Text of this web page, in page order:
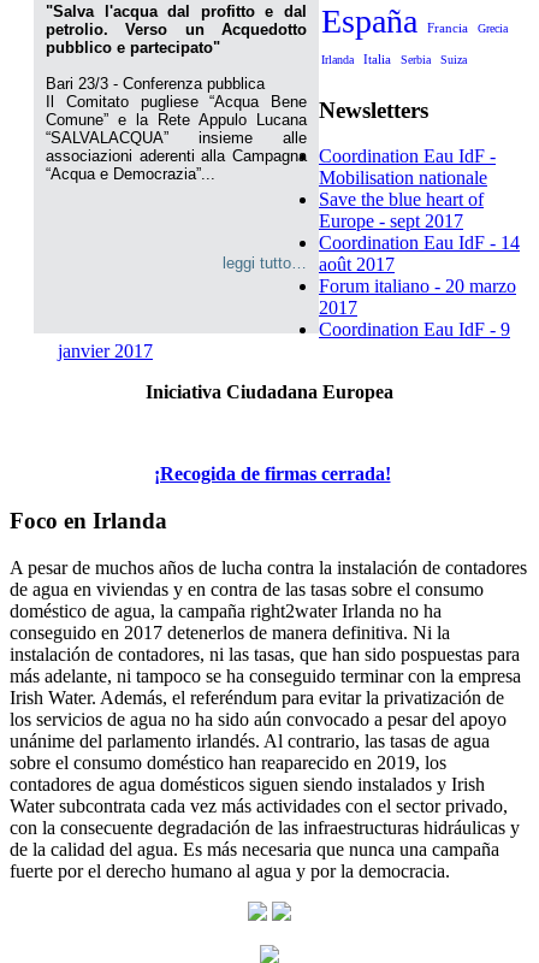
"Salva l'acqua dal profitto e dal
petrolio. Verso un Acquedotto
pubblico e partecipato"
Bari 23/3 - Conferenza pubblica
Il Comitato pugliese “Acqua Bene
Comune” e la Rete Appulo Lucana
“SALVALACQUA” insieme alle
associazioni aderenti alla Campagna
“Acqua e Democrazia”...
leggi tutto…
España Francia Grecia
Irlanda Italia Serbia Suiza
Newsletters
Coordination Eau IdF -
Mobilisation nationale
Save the blue heart of
Europe - sept 2017
Coordination Eau IdF - 14
août 2017
Forum italiano - 20 marzo
2017
Coordination Eau IdF - 9
janvier 2017
Iniciativa Ciudadana Europea
¡Recogida de firmas cerrada!
Foco en Irlanda
A pesar de muchos años de lucha contra la instalación de contadores
de agua en viviendas y en contra de las tasas sobre el consumo
doméstico de agua, la campaña right2water Irlanda no ha
conseguido en 2017 detenerlos de manera definitiva. Ni la
instalación de contadores, ni las tasas, que han sido pospuestas para
más adelante, ni tampoco se ha conseguido terminar con la empresa
Irish Water. Además, el referéndum para evitar la privatización de
los servicios de agua no ha sido aún convocado a pesar del apoyo
unánime del parlamento irlandés. Al contrario, las tasas de agua
sobre el consumo doméstico han reaparecido en 2019, los
contadores de agua domésticos siguen siendo instalados y Irish
Water subcontrata cada vez más actividades con el sector privado,
con la consecuente degradación de las infraestructuras hidráulicas y
de la calidad del agua. Es más necesaria que nunca una campaña
fuerte por el derecho humano al agua y por la democracia.